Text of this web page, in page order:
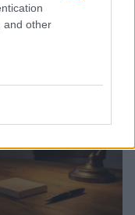
and other